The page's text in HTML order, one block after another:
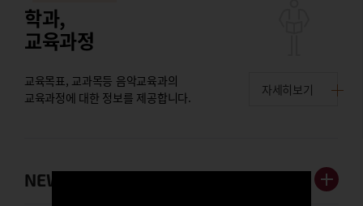
학과,
교육과정
교육목표, 교과목등 음악교육과의
교육과정에 대한 정보를 제공합니다.
자세히보기
NEWS